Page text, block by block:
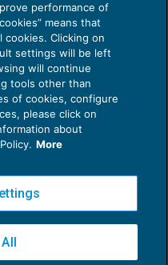
S.p.A.v2.32.4
Milano - info@ecnews.it
performance of
means that
Clicking on
settings will be left
will continue
tools other than
of cookies, configure
please click on
about
More